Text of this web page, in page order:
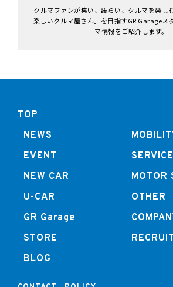
クルマファンが集い、語らい、クルマを楽し
楽しいクルマ屋さん」を目指すGR Garageス
マ情報をご紹介します。
TOP
NEWS
EVENT
NEW CAR
U-CAR
GR Garage
STORE
BLOG
SERVICE
MOTOR
OTHER
RECRUIT